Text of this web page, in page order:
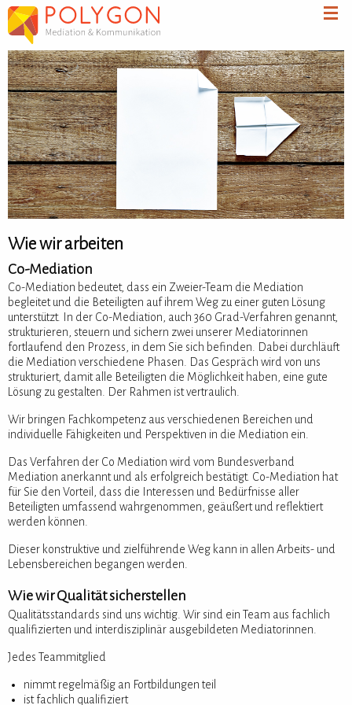
Wie wir arbeiten
Co-Mediation
Co-Mediation bedeutet, dass ein Zweier-Team die Mediation
begleitet und die Beteiligten auf ihrem Weg zu einer guten Lösung
unterstützt. In der Co-Mediation, auch 360 Grad-Verfahren genannt,
strukturieren, steuern und sichern zwei unserer Mediatorinnen
fortlaufend den Prozess, in dem Sie sich befinden. Dabei durchläuft
die Mediation verschiedene Phasen. Das Gespräch wird von uns
strukturiert, damit alle Beteiligten die Möglichkeit haben, eine gute
Lösung zu gestalten. Der Rahmen ist vertraulich.
Wir bringen Fachkompetenz aus verschiedenen Bereichen und
individuelle Fähigkeiten und Perspektiven in die Mediation ein.
Das Verfahren der Co Mediation wird vom Bundesverband
Mediation anerkannt und als erfolgreich bestätigt. Co-Mediation hat
für Sie den Vorteil, dass die Interessen und Bedürfnisse aller
Beteiligten umfassend wahrgenommen, geäußert und reflektiert
werden können.
Dieser konstruktive und zielführende Weg kann in allen Arbeits- und
Lebensbereichen begangen werden.
Wie wir Qualität sicherstellen
Qualitätsstandards sind uns wichtig. Wir sind ein Team aus fachlich
qualifizierten und interdisziplinär ausgebildeten Mediatorinnen.
Jedes Teammitglied
nimmt regelmäßig an Fortbildungen teil
ist fachlich qualifiziert